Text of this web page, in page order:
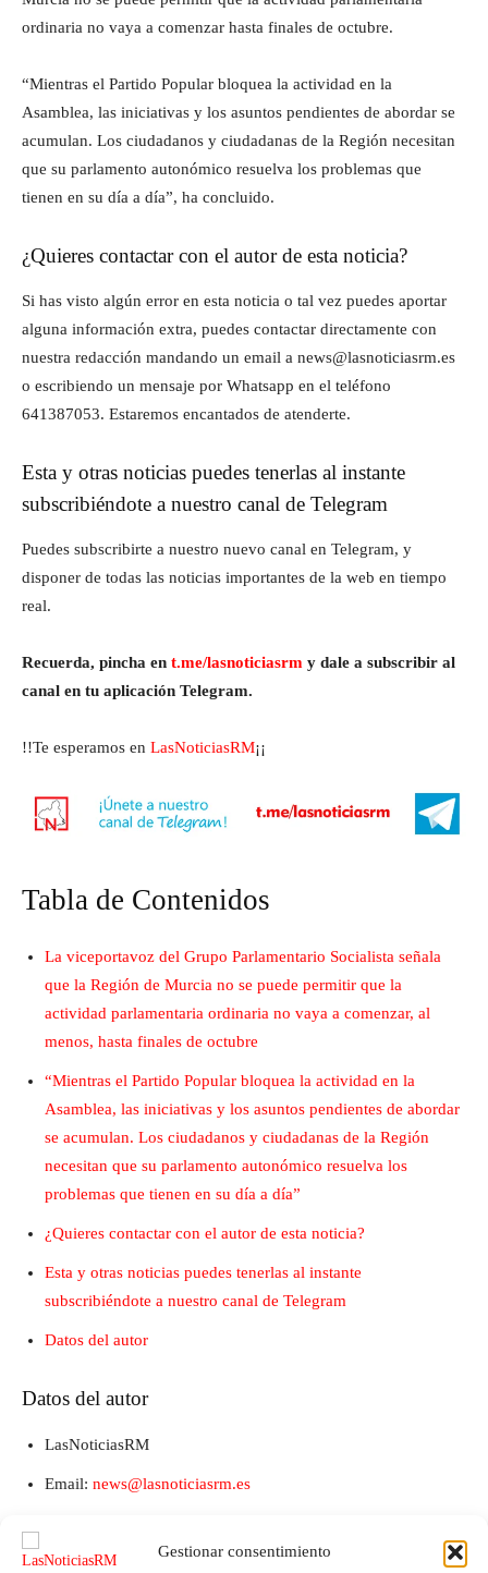
Gestionar consentimiento
ordinaria no vaya a comenzar hasta finales de octubre.
“Mientras el Partido Popular bloquea la actividad en la
Asamblea, las iniciativas y los asuntos pendientes de abordar se
acumulan. Los ciudadanos y ciudadanas de la Región necesitan
que su parlamento autonómico resuelva los problemas que
tienen en su día a día”, ha concluido.
¿Quieres contactar con el autor de esta noticia?
Si has visto algún error en esta noticia o tal vez puedes aportar
alguna información extra, puedes contactar directamente con
nuestra redacción mandando un email a news@lasnoticiasrm.es
o escribiendo un mensaje por Whatsapp en el teléfono
641387053. Estaremos encantados de atenderte.
Esta y otras noticias puedes tenerlas al instante
subscribiéndote a nuestro canal de Telegram
Puedes subscribirte a nuestro nuevo canal en Telegram, y
disponer de todas las noticias importantes de la web en tiempo
real.
Recuerda, pincha en t.me/lasnoticiasrm y dale a subscribir al
canal en tu aplicación Telegram.
!!Te esperamos en LasNoticiasRM¡¡
Tabla de Contenidos
La viceportavoz del Grupo Parlamentario Socialista señala
que la Región de Murcia no se puede permitir que la
actividad parlamentaria ordinaria no vaya a comenzar, al
menos, hasta finales de octubre
“Mientras el Partido Popular bloquea la actividad en la
Asamblea, las iniciativas y los asuntos pendientes de abordar
se acumulan. Los ciudadanos y ciudadanas de la Región
necesitan que su parlamento autonómico resuelva los
problemas que tienen en su día a día”
¿Quieres contactar con el autor de esta noticia?
Esta y otras noticias puedes tenerlas al instante
subscribiéndote a nuestro canal de Telegram
Datos del autor
Datos del autor
LasNoticiasRM
Email: news@lasnoticiasrm.es